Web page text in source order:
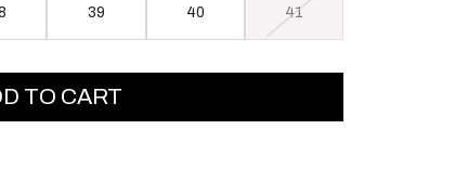
39 40 41